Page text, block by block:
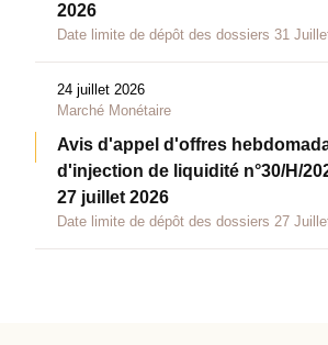
2026
Date limite de dépôt des dossiers 31
24 juillet 2026
Marché Monétaire
Avis d'appel d'offres
d'injection de liquidité n°30/H/
27 juillet 2026
Date limite de dépôt des dossiers 27